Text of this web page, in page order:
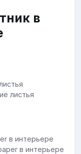
в
листья
в интерьере